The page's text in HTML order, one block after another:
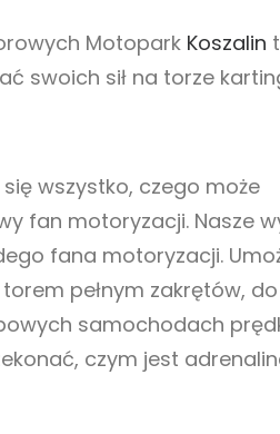
Motopark Koszalin
swoich sił na torze
wszystko, czego może
fan motoryzacji. Nasze
fana motoryzacji.
pełnym zakrętów,
samochodach
czym jest